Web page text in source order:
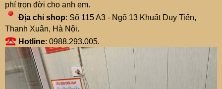
phí trọn đời cho anh em.
Địa chỉ shop: Số 115 A3 - Ngõ 13 Khuất Duy Tiến,
Thanh Xuân, Hà Nội.
Hotline: 0988.293.005.